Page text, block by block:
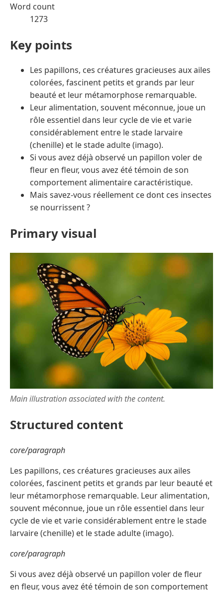
Word count
1273
Key points
Les papillons, ces créatures gracieuses aux ailes
colorées, fascinent petits et grands par leur
beauté et leur métamorphose remarquable.
Leur alimentation, souvent méconnue, joue un
rôle essentiel dans leur cycle de vie et varie
considérablement entre le stade larvaire
(chenille) et le stade adulte (imago).
Si vous avez déjà observé un papillon voler de
fleur en fleur, vous avez été témoin de son
comportement alimentaire caractéristique.
Mais savez-vous réellement ce dont ces insectes
se nourrissent ?
Primary visual
Main illustration associated with the content.
Structured content
core/paragraph
Les papillons, ces créatures gracieuses aux ailes
colorées, fascinent petits et grands par leur beauté et
leur métamorphose remarquable. Leur alimentation,
souvent méconnue, joue un rôle essentiel dans leur
cycle de vie et varie considérablement entre le stade
larvaire (chenille) et le stade adulte (imago).
core/paragraph
Si vous avez déjà observé un papillon voler de fleur
en fleur, vous avez été témoin de son comportement